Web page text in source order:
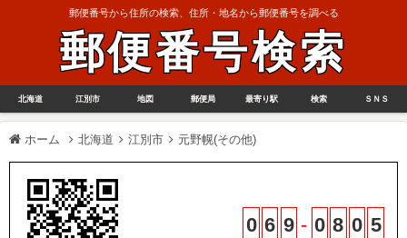
郵便番号から住所の検索、住所・地名から郵便番号を調べる
郵便番号検索
北海道 江別市 地図 郵便局 最寄り駅 検索 ＳＮＳ
ホーム 北海道 江別市 元野幌(その他)
0 6 9 - 0 8 0 5